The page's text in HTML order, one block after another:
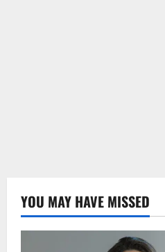
YOU MAY HAVE MISSED